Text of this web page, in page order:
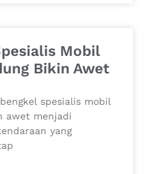
Mobil
Bikin Awet
spesialis mobil
awet menjadi
yang